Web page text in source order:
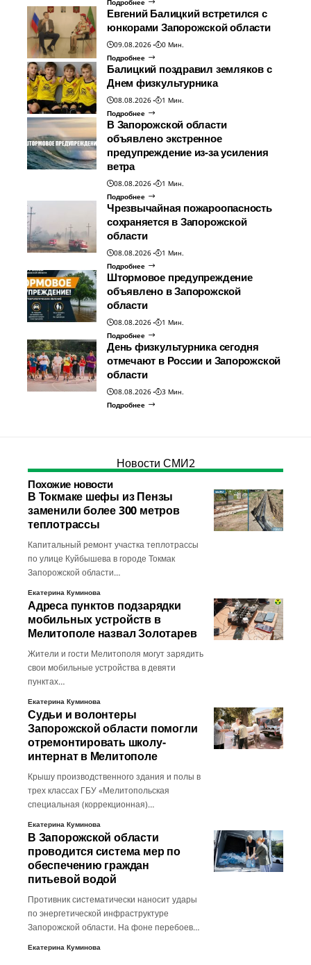
Подробнее
Евгений Балицкий встретился с
юнкорами Запорожской области
09.08.2026
0 Мин.
Подробнее
Балицкий поздравил земляков с
Днем физкультурника
08.08.2026
1 Мин.
Подробнее
В Запорожской области
объявлено экстренное
предупреждение из-за усиления
ветра
08.08.2026
1 Мин.
Подробнее
Чрезвычайная пожароопасность
сохраняется в Запорожской
области
08.08.2026
1 Мин.
Подробнее
Штормовое предупреждение
объявлено в Запорожской
области
08.08.2026
1 Мин.
Подробнее
День физкультурника сегодня
отмечают в России и Запорожской
области
08.08.2026
3 Мин.
Подробнее
Новости СМИ2
Похожие новости
В Токмаке шефы из Пензы
заменили более 300 метров
теплотрассы
Капитальный ремонт участка теплотрассы
по улице Куйбышева в городе Токмак
Запорожской области…
Екатерина Куминова
Адреса пунктов подзарядки
мобильных устройств в
Мелитополе назвал Золотарев
Жители и гости Мелитополя могут зарядить
свои мобильные устройства в девяти
пунктах…
Екатерина Куминова
Судьи и волонтеры
Запорожской области помогли
отремонтировать школу-
интернат в Мелитополе
Крышу производственного здания и полы в
трех классах ГБУ «Мелитопольская
специальная (коррекционная)…
Екатерина Куминова
В Запорожской области
проводится система мер по
обеспечению граждан
питьевой водой
Противник систематически наносит удары
по энергетической инфраструктуре
Запорожской области. На фоне перебоев…
Екатерина Куминова